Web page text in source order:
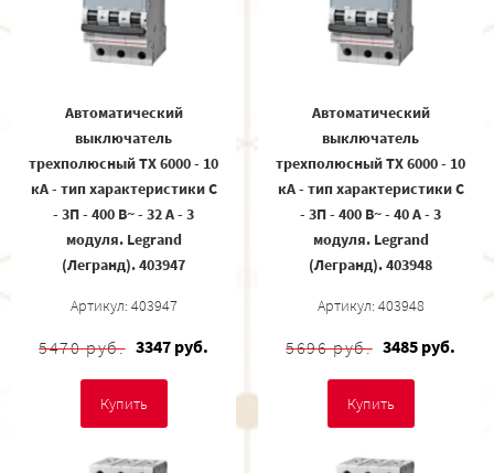
Автоматический
выключатель
трехполюсный TX 6000 - 10
кА - тип характеристики С
- 3П - 400 В~ - 32 А - 3
модуля. Legrand
(Легранд). 403947
Артикул: 403947
5470 руб. 3347 руб.
Купить
Автоматический
выключатель
трехполюсный TX 6000 - 10
кА - тип характеристики С
- 3П - 400 В~ - 40 А - 3
модуля. Legrand
(Легранд). 403948
Артикул: 403948
5696 руб. 3485 руб.
Купить